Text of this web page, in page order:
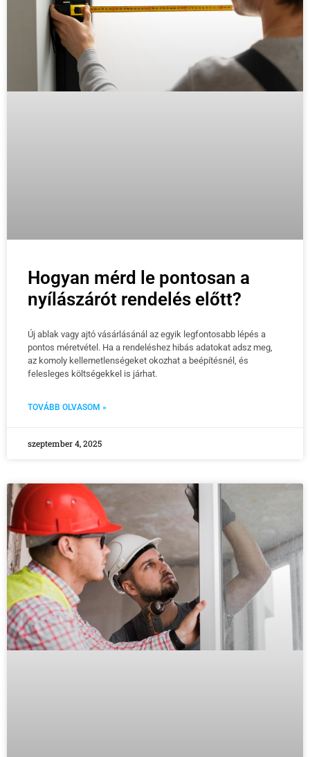
Hogyan mérd le pontosan a
nyílászárót rendelés előtt?
Új ablak vagy ajtó vásárlásánál az egyik legfontosabb lépés a
pontos méretvétel. Ha a rendeléshez hibás adatokat adsz meg,
az komoly kellemetlenségeket okozhat a beépítésnél, és
felesleges költségekkel is járhat.
TOVÁBB OLVASOM »
szeptember 4, 2025